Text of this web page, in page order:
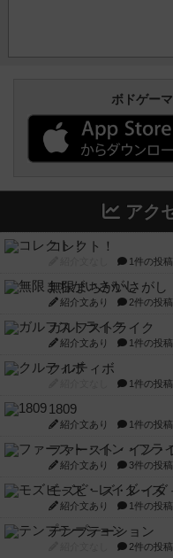
ボドゲー
アク
コレクト！
1件の投稿
無限まちがいさがし
紹介文あり 2件の投稿
ガルフストライク
紹介文あり 1件の投稿
クルティボ
1件の投稿
1809
紹介文あり 1件の投稿
ファースト・イン・
紹介文あり 3件の投稿
モズビ－ズ・レイダ
紹介文あり 1件の投稿
テンプテーション
2件の投稿